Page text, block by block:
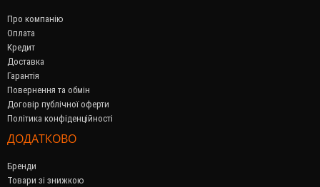
Про компанію
Оплата
Кредит
Доставка
Гарантія
Повернення та обмін
Договір публічної оферти
Політика конфіденційності
ДОДАТКОВО
Бренди
Товари зі знижкою